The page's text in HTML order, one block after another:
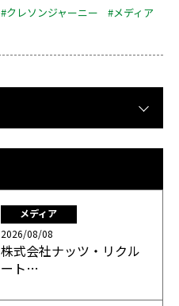
#クレソンジャーニー
#メディア
メディア
2026/08/08
株式会社ナッツ・リクル
ート…